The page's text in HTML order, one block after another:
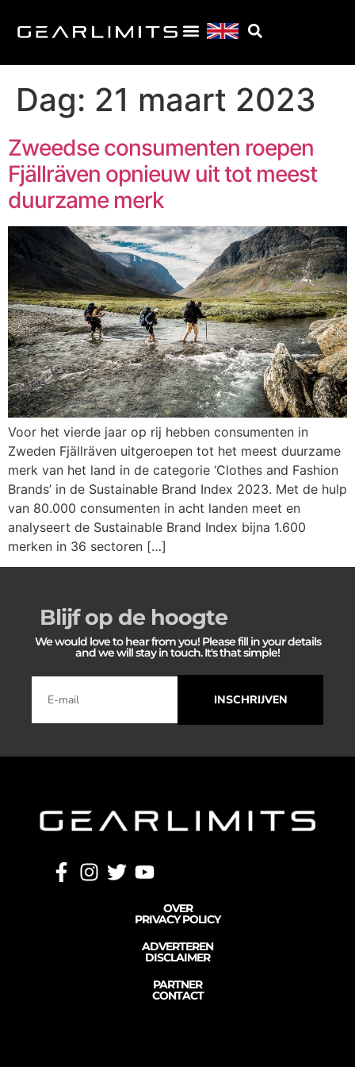
Dag: 21 maart 2023
Zweedse consumenten roepen
Fjällräven opnieuw uit tot meest
duurzame merk
Voor het vierde jaar op rij hebben consumenten in
Zweden Fjällräven uitgeroepen tot het meest duurzame
merk van het land in de categorie ‘Clothes and Fashion
Brands’ in de Sustainable Brand Index 2023. Met de hulp
van 80.000 consumenten in acht landen meet en
analyseert de Sustainable Brand Index bijna 1.600
merken in 36 sectoren […]
Blijf op de hoogte
We would love to hear from you! Please fill in your details
and we will stay in touch. It's that simple!
INSCHRIJVEN
OVER
PRIVACY POLICY
ADVERTEREN
DISCLAIMER
PARTNER
CONTACT